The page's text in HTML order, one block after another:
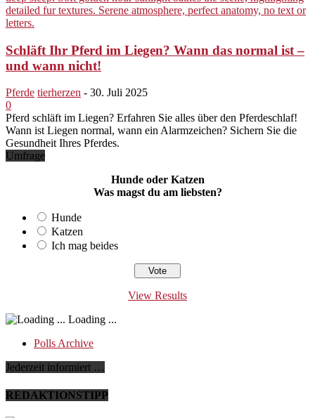
Schläft Ihr Pferd im Liegen? Wann das normal ist –
und wann nicht!
Pferde tierherzen - 30. Juli 2025
0
Pferd schläft im Liegen? Erfahren Sie alles über den Pferdeschlaf!
Wann ist Liegen normal, wann ein Alarmzeichen? Sichern Sie die
Gesundheit Ihres Pferdes.
Umfrage
Hunde oder Katzen
Was magst du am liebsten?
Hunde
Katzen
Ich mag beides
View Results
Loading ...
Polls Archive
Jederzeit informiert …
REDAKTIONSTIPP